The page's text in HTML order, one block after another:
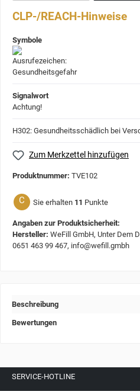
CLP-/REACH-Hinweise
Symbole
Signalwort
Achtung!
H302: Gesundheitsschädlich bei
Zum Merkzettel hinzufügen
Produktnummer: TVE102
C Sie erhalten 11 Punkte
Angaben zur Produktsicherheit:
Hersteller: WeFill GmbH, Unter Dem
0651 463 99 467, info@wefill.gmbh
Beschreibung
Bewertungen
SERVICE-HOTLINE